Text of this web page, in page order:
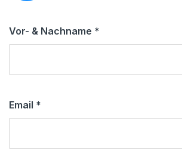
Vor- & Nachname *
Email *